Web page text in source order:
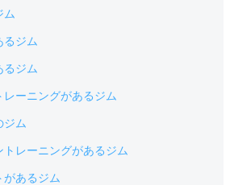
ム
るジム
るジム
ーニングがあるジム
ジム
レーニングがあるジム
あるジム